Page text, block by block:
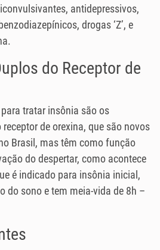
antidepressivos,
drogas ‘Z’, e
do Receptor de
tratar insônia são os
de orexina, que são novos
Brasil, mas têm como função
do despertar, como acontece
é indicado para insônia inicial,
do sono e tem meia-vida de 8h –